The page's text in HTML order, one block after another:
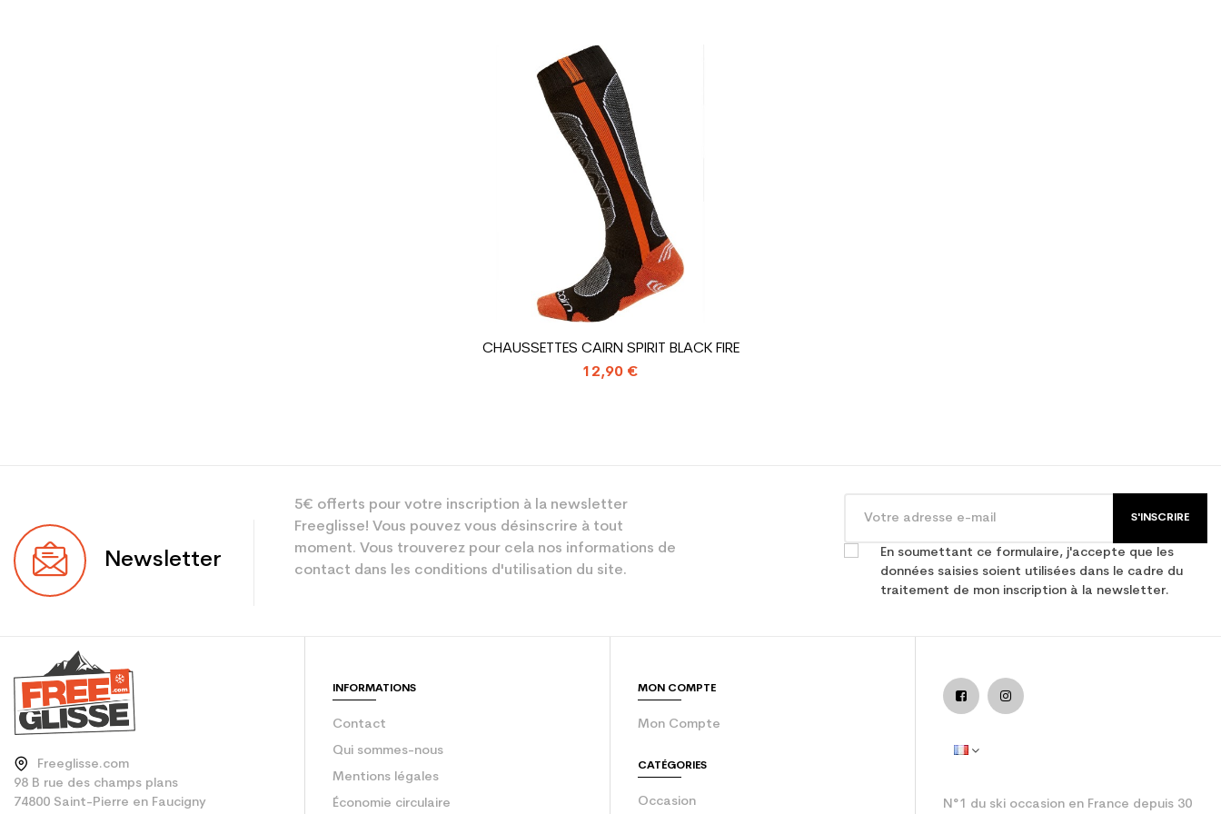
En achetant d'occasion : Economie CO² (en kg)
CHAUSSETTES CAIRN SPIRIT BLACK FIRE
12,90 €
Newsletter
5€ offerts pour votre inscription à la newsletter
Freeglisse! Vous pouvez vous désinscrire à tout
moment. Vous trouverez pour cela nos informations de
contact dans les conditions d'utilisation du site.
S'INSCRIRE
En soumettant ce formulaire, j'accepte que les
données saisies soient utilisées dans le cadre du
traitement de mon inscription à la newsletter.
Freeglisse.com
98 B rue des champs plans
74800 Saint-Pierre en Faucigny
INFORMATIONS
Contact
Qui sommes-nous
Mentions légales
Économie circulaire
MON COMPTE
Mon Compte
CATÉGORIES
Occasion N°1 du ski occasion en France depuis 30